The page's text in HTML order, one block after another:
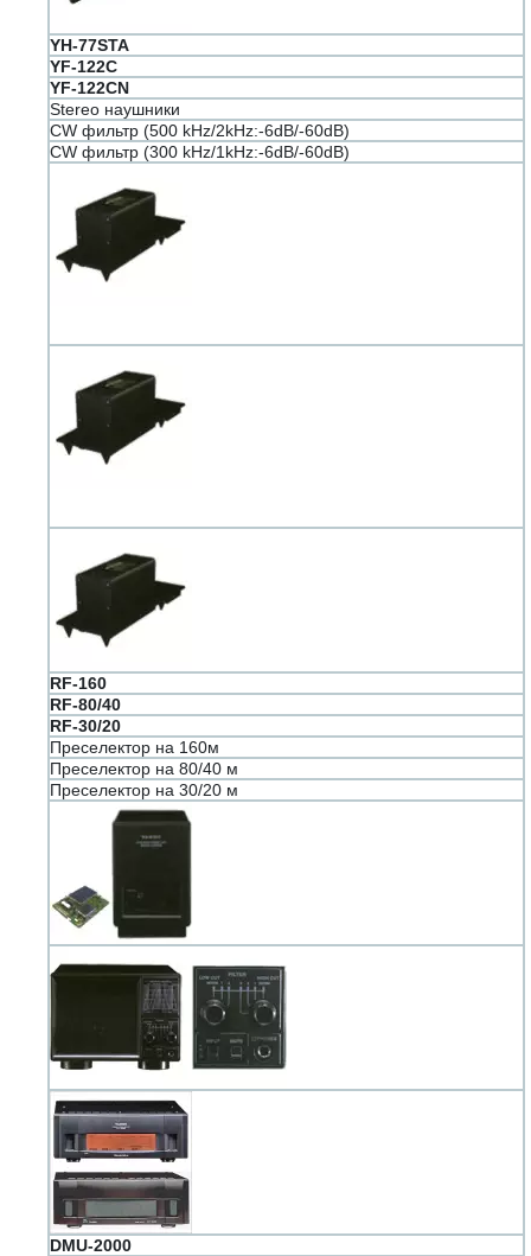
YH-77STA
YF-122C
YF-122CN
Stereo наушники
CW фильтр (500 kHz/2kHz:-6dB/-60dB)
CW фильтр (300 kHz/1kHz:-6dB/-60dB)
RF-160
RF-80/40
RF-30/20
Преселектор на 160м
Преселектор на 80/40 м
Преселектор на 30/20 м
DMU-2000